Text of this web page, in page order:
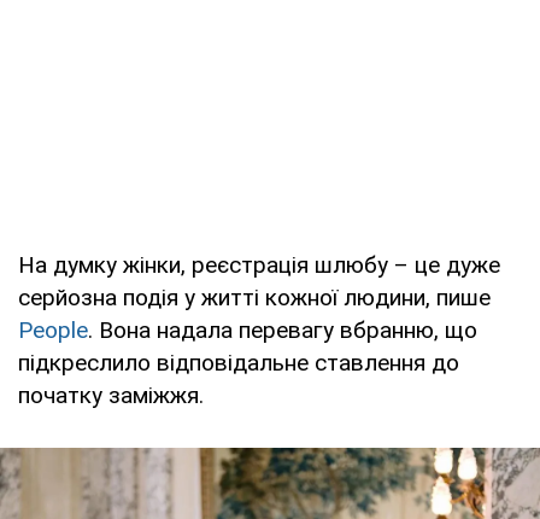
На думку жінки, реєстрація шлюбу – це дуже
серйозна подія у житті кожної людини, пише
People. Вона надала перевагу вбранню, що
підкреслило відповідальне ставлення до
початку заміжжя.